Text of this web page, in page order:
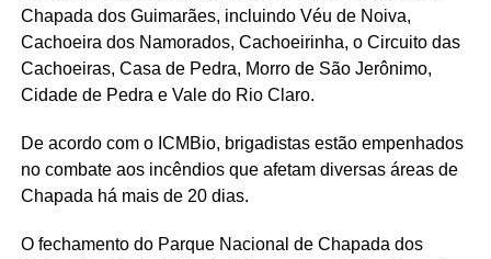
Chapada dos Guimarães, incluindo Véu de Noiva,
Cachoeira dos Namorados, Cachoeirinha, o Circuito das
Cachoeiras, Casa de Pedra, Morro de São Jerônimo,
Cidade de Pedra e Vale do Rio Claro.
De acordo com o ICMBio, brigadistas estão empenhados
no combate aos incêndios que afetam diversas áreas de
Chapada há mais de 20 dias.
O fechamento do Parque Nacional de Chapada dos